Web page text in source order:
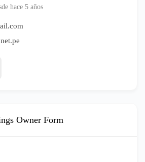
hace 5 años
Owner Form